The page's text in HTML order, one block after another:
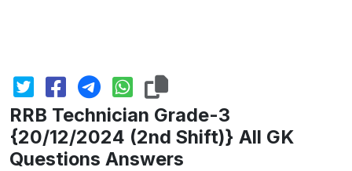
RRB Technician Grade-3
{20/12/2024 (2nd Shift)} All GK
Questions Answers